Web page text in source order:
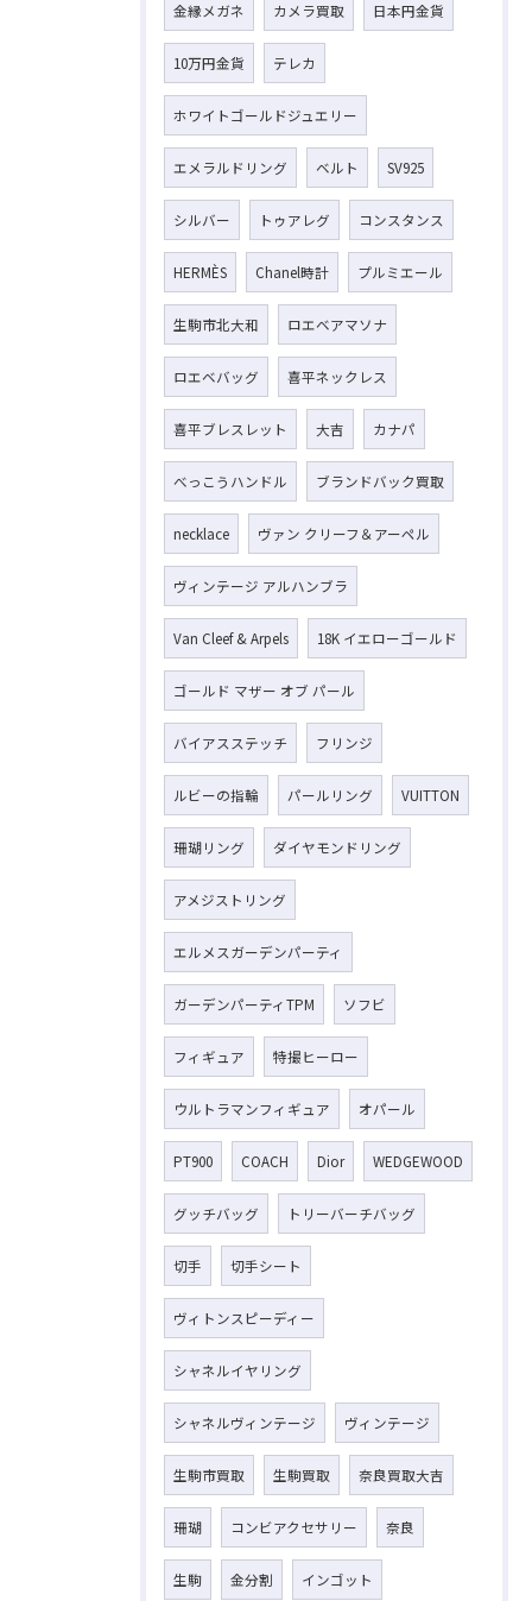
金縁メガネ カメラ買取 日本円金貨
10万円金貨 テレカ
ホワイトゴールドジュエリー
エメラルドリング ベルト SV925
シルバー トゥアレグ コンスタンス
HERMÈS Chanel時計 プルミエール
生駒市北大和 ロエベアマソナ
ロエベバッグ 喜平ネックレス
喜平ブレスレット 大吉 カナパ
べっこうハンドル ブランドバック買取
necklace ヴァン クリーフ＆アーペル
ヴィンテージ アルハンブラ
Van Cleef & Arpels 18K イエローゴールド
ゴールド マザー オブ パール
バイアスステッチ フリンジ
ルビーの指輪 パールリング VUITTON
珊瑚リング ダイヤモンドリング
アメジストリング
エルメスガーデンパーティ
ガーデンパーティTPM ソフビ
フィギュア 特撮ヒーロー
ウルトラマンフィギュア オパール
PT900 COACH Dior WEDGEWOOD
グッチバッグ トリーバーチバッグ
切手 切手シート
ヴィトンスピーディー
シャネルイヤリング
シャネルヴィンテージ ヴィンテージ
生駒市買取 生駒買取 奈良買取大吉
珊瑚 コンビアクセサリー 奈良
生駒 金分割 インゴット
お気軽にお問い合わせください